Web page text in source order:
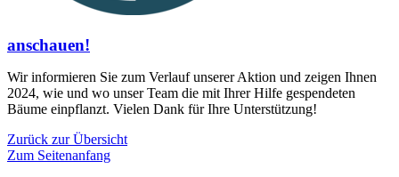
anschauen!
Wir informieren Sie zum Verlauf unserer Aktion und zeigen Ihnen
2024, wie und wo unser Team die mit Ihrer Hilfe gespendeten
Bäume einpflanzt. Vielen Dank für Ihre Unterstützung!
Zurück zur Übersicht
Zum Seitenanfang